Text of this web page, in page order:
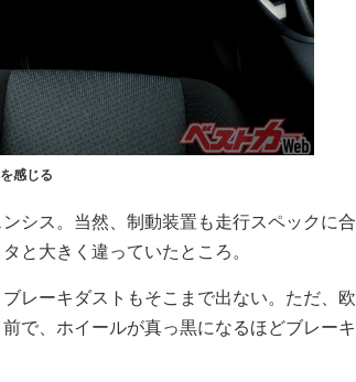
感じる
シス。当然、制動装置も走行スペックに合
と大きく違っていたところ。
レーキダストもそこまで出ない。ただ、欧
で、ホイールが真っ黒になるほどブレーキ